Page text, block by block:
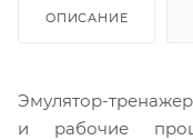
ОПИСАНИЕ
Эмулятор-
и рабочие